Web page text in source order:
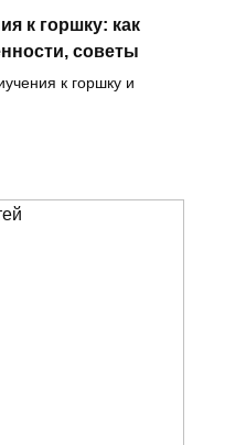
к горшку: как
советы
к горшку и